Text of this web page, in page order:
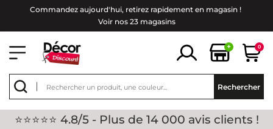
Commandez aujourd'hui, retirez rapidement en magasin !
Voir nos 23 magasins
+ 0
Rechercher
⭐⭐⭐⭐⭐ 4.8/5 - Plus de 14 000 avis clients !